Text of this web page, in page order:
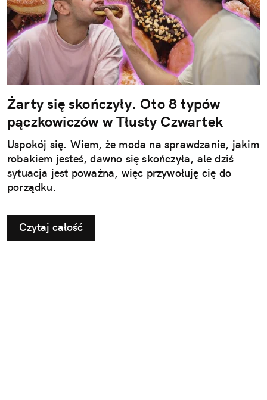
Żarty się skończyły. Oto 8 typów
pączkowiczów w Tłusty Czwartek
Uspokój się. Wiem, że moda na sprawdzanie, jakim
robakiem jesteś, dawno się skończyła, ale dziś
sytuacja jest poważna, więc przywołuję cię do
porządku.
Czytaj całość